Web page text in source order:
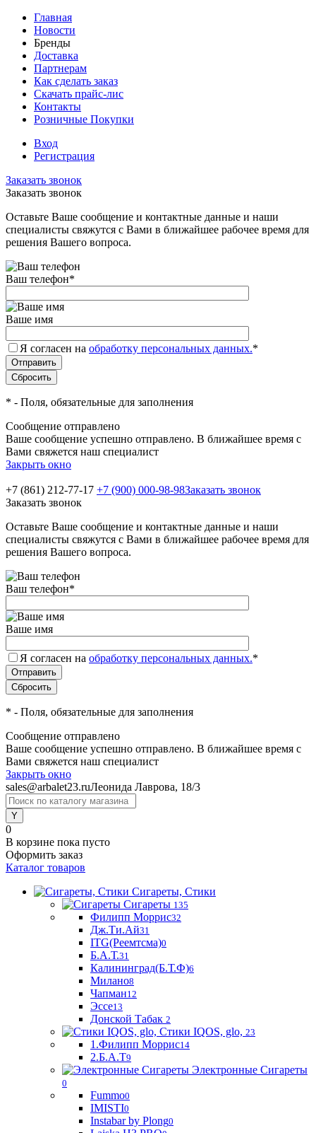
Главная
Новости
Бренды
Доставка
Партнерам
Как сделать заказ
Скачать прайс-лис
Контакты
Розничные Покупки
Вход
Регистрация
Заказать звонок
Заказать звонок
Оставьте Ваше сообщение и контактные данные и наши
специалисты свяжутся с Вами в ближайшее рабочее время для
решения Вашего вопроса.
Ваш телефон*
Ваше имя
Я согласен на обработку персональных данных.*
* - Поля, обязательные для заполнения
Сообщение отправлено
Ваше сообщение успешно отправлено. В ближайшее время с
Вами свяжется наш специалист
Закрыть окно
+7 (861) 212-77-17 +7 (900) 000-98-98Заказать звонок
Заказать звонок
Оставьте Ваше сообщение и контактные данные и наши
специалисты свяжутся с Вами в ближайшее рабочее время для
решения Вашего вопроса.
Ваш телефон*
Ваше имя
Я согласен на обработку персональных данных.*
* - Поля, обязательные для заполнения
Сообщение отправлено
Ваше сообщение успешно отправлено. В ближайшее время с
Вами свяжется наш специалист
Закрыть окно
sales@arbalet23.ruЛеонида Лаврова, 18/3
0
В корзине пока пусто
Оформить заказ
Каталог товаров
Сигареты, Стики
Сигареты 135
Филипп Моррис32
Дж.Ти.Ай31
ITG(Реемтсма)0
Б.А.Т.31
Калининград(Б.Т.Ф)6
Милано8
Чапман12
Эссе13
Донской Табак 2
Стики IQOS, glo, 23
1.Филипп Моррис14
2.Б.А.Т9
Электронные Сигареты
0
Fummo0
IMISTI0
Instabar by Plong0